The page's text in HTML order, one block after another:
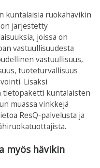
kuntalaisia ruokahävikin
järjestetty
joissa on
vastuullisuudesta
vastuullisuus,
tuoteturvallisuus
Lisäksi
tietopaketti kuntalaisten
muassa vinkkejä
ResQ-palvelusta ja
myös hävikin